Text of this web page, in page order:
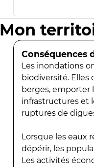
Mon
Conséquences
Les inondations
biodiversité. Elles
berges, emporter
infrastructures et
ruptures de
Lorsque les eaux
dépérir, les
Les activités